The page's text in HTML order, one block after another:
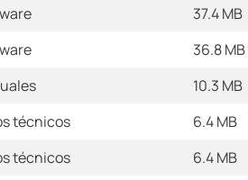
37.4 MB
36.8 MB
10.3 MB
técnicos 6.4 MB
técnicos 6.4 MB